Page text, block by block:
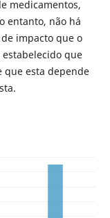
medicamentos,
entanto, não há
impacto que o
que
que esta depende